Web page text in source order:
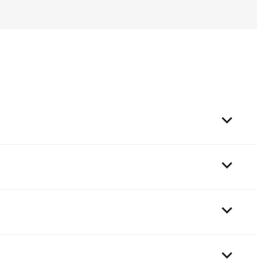



keyboard_arrow_down